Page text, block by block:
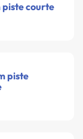
courte
piste